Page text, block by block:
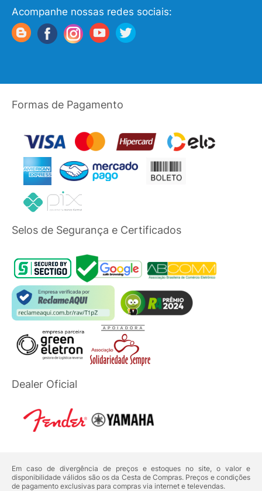
Acompanhe nossas redes sociais:
Formas de Pagamento
Selos de Segurança e Certificados
Dealer Oficial
Em caso de divergência de preços e estoques no site, o valor e
disponibilidade válidos são os da Cesta de Compras. Preços e condições
de pagamento exclusivas para compras via internet e televendas.